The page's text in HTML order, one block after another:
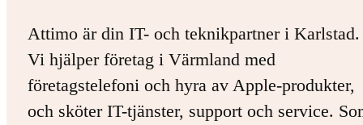
Attimo är din IT- och teknikpartner i Karlstad.
Vi hjälper företag i Värmland med
företagstelefoni och hyra av Apple-produkter,
och sköter IT-tjänster, support och service.